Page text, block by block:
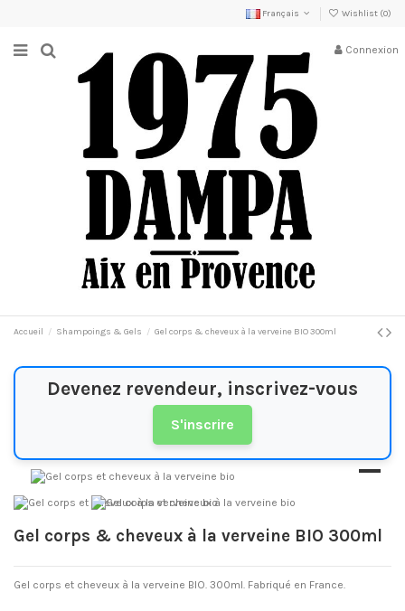
Français Wishlist (0)
Connexion
Accueil Shampoings & Gels Gel corps & cheveux à la verveine BIO 300ml
Devenez revendeur, inscrivez-vous
S'inscrire
Gel corps & cheveux à la verveine BIO 300ml
Gel corps et cheveux à la verveine BIO. 300ml. Fabriqué en France.